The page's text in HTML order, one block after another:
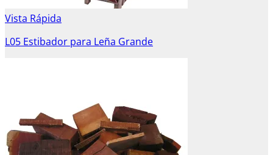
Vista Rápida
L05 Estibador para Leña Grande